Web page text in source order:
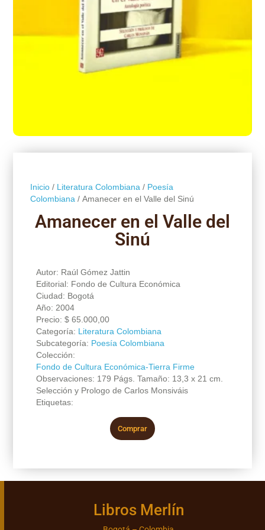
Inicio/ Literatura Colombiana / Poesía
Colombiana / Amanecer en el Valle del Sinú
Amanecer en el Valle del
Sinú
Autor: Raúl Gómez Jattin
Editorial: Fondo de Cultura Económica
Ciudad: Bogotá
Año: 2004
Precio: $65.000,00
Categoría: Literatura Colombiana
Subcategoría: Poesía Colombiana
Colección:
Fondo de Cultura Económica-Tierra Firme
Observaciones: 179 Págs. Tamaño: 13,3 x 21 cm.
Selección y Prologo de Carlos Monsiváis
Etiquetas:
Comprar
Libros Merlín